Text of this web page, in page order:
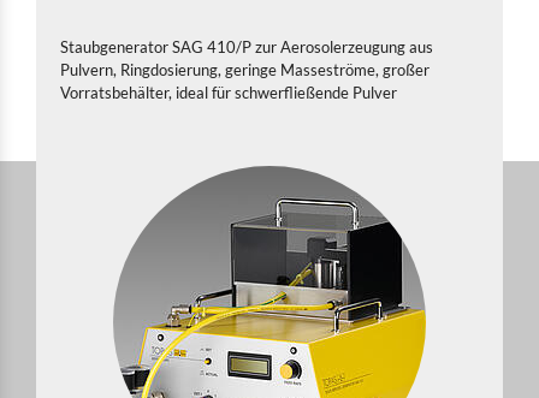
Staubgenerator SAG 410/P zur Aerosolerzeugung aus
Pulvern, Ringdosierung, geringe Masseströme, großer
Vorratsbehälter, ideal für schwerfließende Pulver